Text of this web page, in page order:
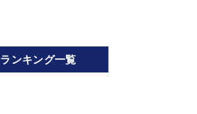
ランキング一覧